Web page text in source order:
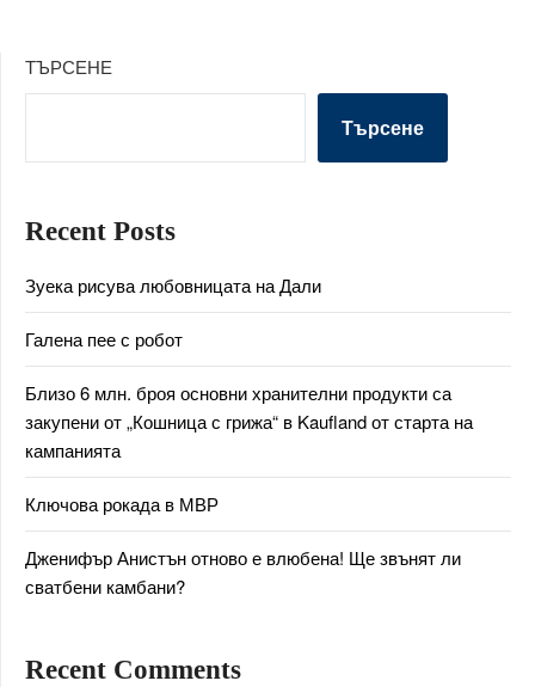
ТЪРСЕНЕ
Търсене
Recent Posts
Зуека рисува любовницата на Дали
Галена пее с робот
Близо 6 млн. броя основни хранителни продукти са
закупени от „Кошница с грижа“ в Kaufland от старта на
кампанията
Ключова рокада в МВР
Дженифър Анистън отново е влюбена! Ще звънят ли
сватбени камбани?
Recent Comments